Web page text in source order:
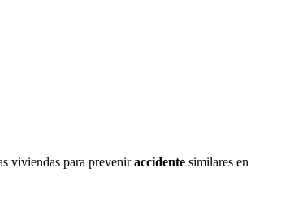
viviendas para preveniraccidente similares en